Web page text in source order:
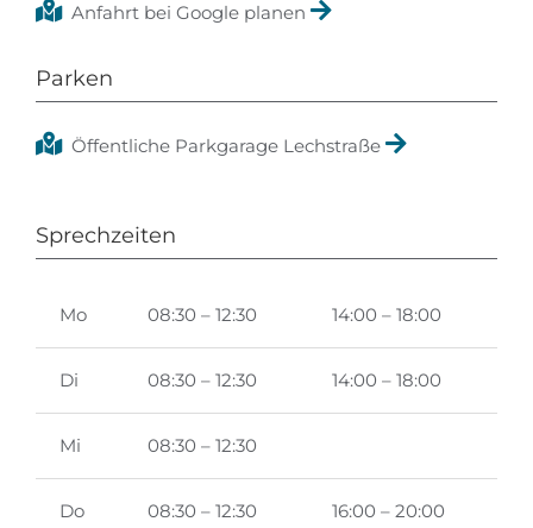
Anfahrt bei Google planen
Parken
Öffentliche Parkgarage Lechstraße
Sprechzeiten
Mo 08:30 – 12:30 14:00 – 18:00
Di 08:30 – 12:30 14:00 – 18:00
Mi 08:30 – 12:30
Do 08:30 – 12:30 16:00 – 20:00